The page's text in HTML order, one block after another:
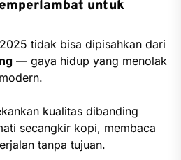
untuk
tidak bisa dipisahkan dari
— gaya hidup yang menolak
kualitas dibanding
secangkir kopi, membaca
tanpa tujuan.